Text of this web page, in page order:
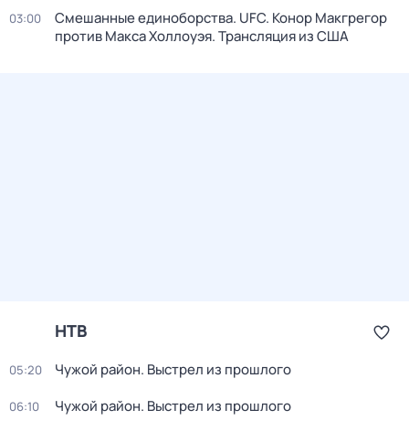
03:00
Смешанные единоборства. UFC. Конор Макгрегор
против Макса Холлоуэя. Трансляция из США
НТВ
05:20 Чужой район. Выстрел из прошлого
06:10 Чужой район. Выстрел из прошлого